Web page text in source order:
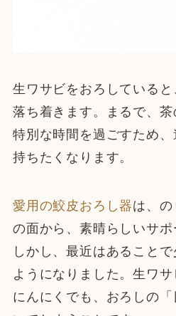
生ワサビをおろしている
落ち着きます。まるで、茶
特別な時間を過ごすため
持ちたくなります。
愛用の鮫皮おろし器は、
の面から、素晴らしいサポ
しかし、最近はあること
ようになりました。生ワ
にんにくでも、おろしの